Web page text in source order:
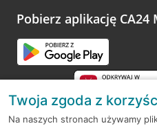
opinie.
Pobierz aplikację CA24
Twoja zgoda z
Na naszych stronach używamy